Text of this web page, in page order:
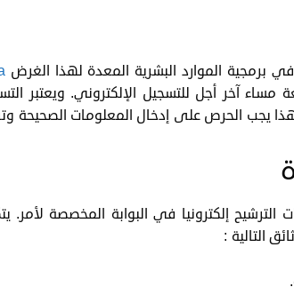
برمجية الموارد البشرية المعدة لهذا الغرض
الساعة الرابعة مساء آخر أجل للتسجيل الإلكتروني.
لهذا يجب الحرص على إدخال المعلومات الصحيحة
إلكترونيا في البوابة المخصصة لأمر.